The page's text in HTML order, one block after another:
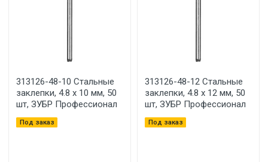
313126-48-10 Стальные
заклепки, 4.8 х 10 мм, 50
шт, ЗУБР Профессионал
Под заказ
313126-48-12 Стальные
заклепки, 4.8 х 12 мм, 50
шт, ЗУБР Профессионал
Под заказ